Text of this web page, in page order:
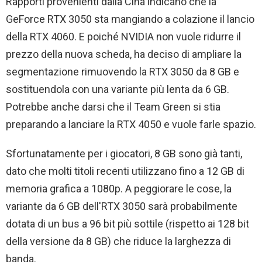
GeForce RTX 3050 sta mangiando a colazione il lancio
della RTX 4060. E poiché NVIDIA non vuole ridurre il
prezzo della nuova scheda, ha deciso di ampliare la
segmentazione rimuovendo la RTX 3050 da 8 GB e
sostituendola con una variante più lenta da 6 GB.
Potrebbe anche darsi che il Team Green si stia
preparando a lanciare la RTX 4050 e vuole farle spazio.
Sfortunatamente per i giocatori, 8 GB sono già tanti,
dato che molti titoli recenti utilizzano fino a 12 GB di
memoria grafica a 1080p. A peggiorare le cose, la
variante da 6 GB dell'RTX 3050 sarà probabilmente
dotata di un bus a 96 bit più sottile (rispetto ai 128 bit
della versione da 8 GB) che riduce la larghezza di
banda.